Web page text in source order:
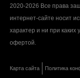
2020-2026 Все права
интернет-сайте носит
характер и ни при каких
офертой.
Карта сайта Политика